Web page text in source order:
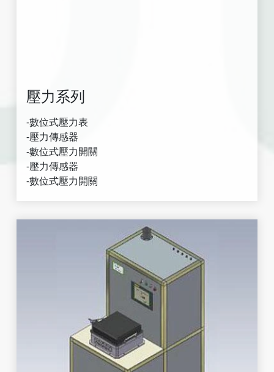
壓力系列
-數位式壓力表
-壓力傳感器
-數位式壓力開關
-壓力傳感器
-數位式壓力開關